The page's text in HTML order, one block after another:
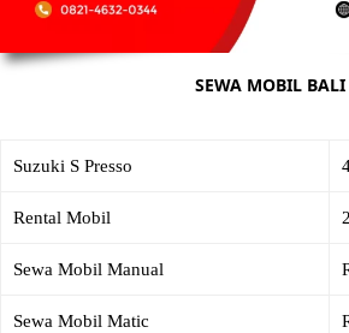
SEWA MOBIL BALI
Suzuki S Presso
Rental Mobil
Sewa Mobil Manual
Sewa Mobil Matic